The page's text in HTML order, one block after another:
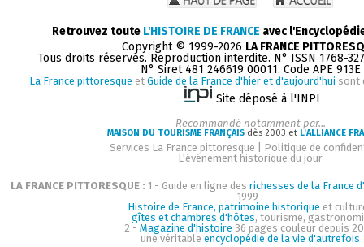
Retrouvez toute L'HISTOIRE DE FRANCE avec
Copyright © 1999-2026 LA FRANCE
Tous droits réservés. Reproduction interdite. N° ISSN 1768-
N° Siret 481 246619 00011. Code APE 913E
La France pittoresque et Guide de la France d'hier et d'aujourd'hui sont
Site déposé à l'INPI
Recommandé notamment par...
MAISON DU TOURISME FRANÇAISdès 2003 et L'ALLIANCE
Services La France pittoresque
Politique de
L'événement historique du jour
LA FRANCE PITTORESQUE : 1 - Guide en ligne des richesses de la France
1999 :
Histoire de France, patrimoine historique et
gîtes et chambres d'hôtes, tourisme,
2 - Magazine d'histoire 36 pages couleur depuis
une véritable encyclopédie de la vie d'autrefois